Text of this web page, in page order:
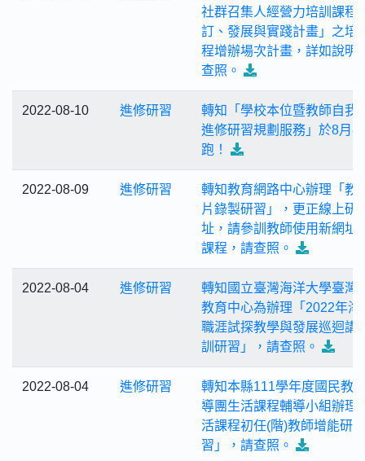
社群召集人經營力培訓課程
訂、發展與實踐計畫」之培
程增辦場次計畫，詳如說明
查照。
2022-08-10 進修研習
轉知「學校本位暨教師自我
進修研習規劃服務」於8月8
跑！
2022-08-09 進修研習
轉知教育網路中心辦理「教
片錄製研習」，更正線上研
址，請參訓教師使用新網址
課程，請查照。
2022-08-04 進修研習
轉知國立臺灣海洋大學臺灣
教育中心為辦理「2022年海
職涯試探教學與發展巡迴講
訓研習」，請查照。
2022-08-04 進修研習
轉知本縣111學年度國民教
導團生活課程輔導小組辦理
活課程初任(階)教師增能研
習」，請查照。